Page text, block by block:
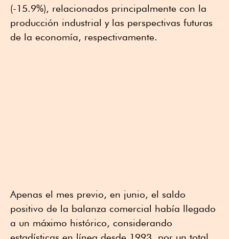
(-15.9%), relacionados principalmente con la
producción industrial y las perspectivas futuras
de la economía, respectivamente.
Apenas el mes previo, en junio, el saldo
positivo de la balanza comercial había llegado
a un máximo histórico, considerando